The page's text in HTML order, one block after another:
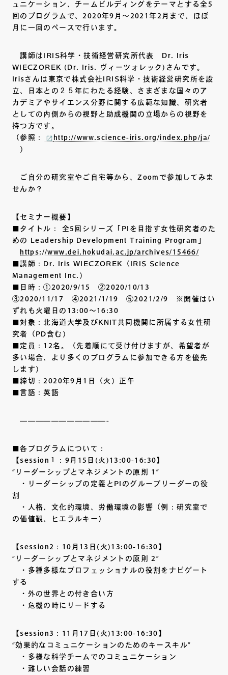
ュニケーション、チームビルディングをテーマとする全5
回のプログラムで、2020年9月～2021年2月まで、ほぼ
月に一回のペースで行います。
講師はIRIS科学・技術経営研究所代表 Dr. Iris
WIECZOREK (Dr. Iris. ヴィーツォレック)さんです。
Irisさんは東京で株式会社IRIS科学・技術経営研究所を設
立、日本との２５年にわたる経験、さまざまな国々のア
カデミアやサイエンス分野に関する広範な知識、研究者
としての内側からの視野と助成機関の立場からの視野を
持つ方です。
（参照：
http://www.science-iris.org/index.php/ja/
）
ご自分の研究室やご自宅等から、Zoomで参加してみま
せんか？
【セミナー概要】
■タイトル： 全5回シリーズ「PIを目指す女性研究者のた
めの Leadership Development Training Program」
https://www.dei.hokudai.ac.jp/archives/15466/
■講師：Dr. Iris WIECZOREK（IRIS Science
Management Inc.）
■日時：①2020/9/15 ②2020/10/13
③2020/11/17 ④2021/1/19 ⑤2021/2/9 ※開催はい
ずれも火曜日の13:00～16:30
■対象：北海道大学及びKNIT共同機関に所属する女性研
究者（PD含む）
■定員：12名。（先着順にて受け付けますが、希望者が
多い場合、より多くのプログラムに参加できる方を優先
します）
■締切：2020年9月1日（火）正午
■言語：英語
———————————-
■各プログラムについて：
【session１：9月15日(火)13:00-16:30】
“リーダーシップとマネジメントの原則 1”
・リーダーシップの定義とPIのグループリーダーの役
割
・人格、文化的環境、労働環境の影響（例：研究室で
の価値観、ヒエラルキー）
【session2：10月13日(火)13:00-16:30】
“リーダーシップとマネジメントの原則 2”
・多種多様なプロフェッショナルの役割をナビゲート
する
・外の世界との付き合い方
・危機の時にリードする
【session3：11月17日(火)13:00-16:30】
“効果的なコミュニケーションのためのキースキル”
・多様な科学チームでのコミュニケーション
・難しい会話の練習